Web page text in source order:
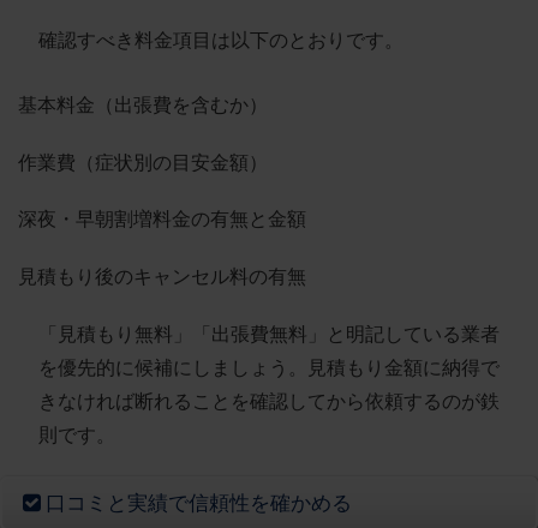
確認すべき料金項目は以下のとおりです。
基本料金（出張費を含むか）
作業費（症状別の目安金額）
深夜・早朝割増料金の有無と金額
見積もり後のキャンセル料の有無
「見積もり無料」「出張費無料」と明記している業者
を優先的に候補にしましょう。
見積もり金額に納得で
きなければ断れることを確認してから依頼するのが鉄
則です。
口コミと実績で信頼性を確かめる